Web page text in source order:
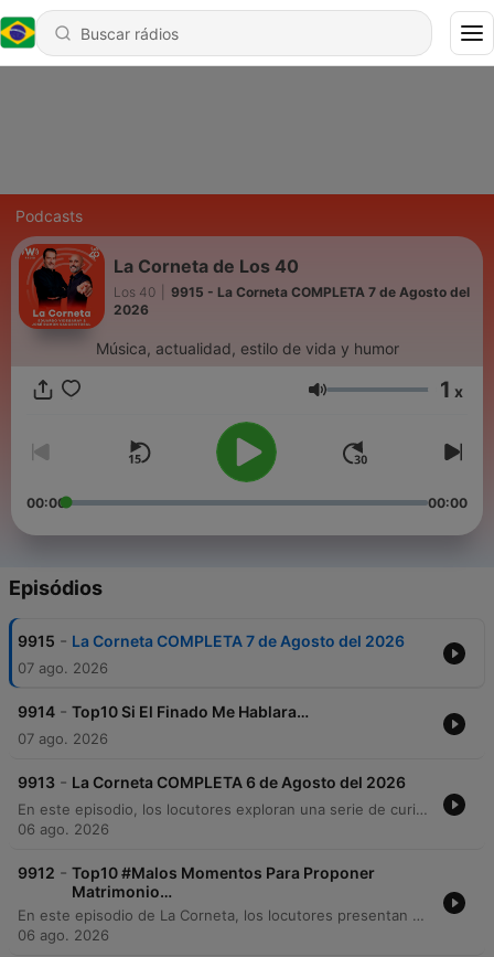
Podcasts
La Corneta de Los 40
Los 40
9915 - La Corneta COMPLETA 7 de Agosto del
2026
Música, actualidad, estilo de vida y humor
Volume 1 x
00:00 00:00
Episódios
9915 - La Corneta COMPLETA 7 de Agosto del 2026
07 ago. 2026
9914 - Top10 Si El Finado Me Hablara…
07 ago. 2026
9913 - La Corneta COMPLETA 6 de Agosto del 2026
En este episodio, los locutores exploran una serie de curiosidades y datos sorprendentes, desde teorías sobre trasplantes de órganos y la falta de validez científica de los polígrafos, hasta el origen real de diversas celebridades que no son mexicanas. El programa también analiza el uso de palabras prohibidas en aviones y la riqueza del léxico mexicano a través del Diccionario de Mexicanismos. Finalmente, los presentadores comparten anécdotas cómicas sobre situaciones inapropiadas para proponer matrimonio y reflexionan sobre temas de identidad y cultura popular.
06 ago. 2026
9912 - Top10 #Malos Momentos Para Proponer
Matrimonio…
En este episodio de La Corneta, los locutores presentan un ranking humorístico titulado "Malos Momentos para Proponer Matrimonio". El programa comienza con una anécdota personal sobre una propuesta de matrimonio creativa realizada en una sala de rayos X utilizando una placa de tórax. Posteriormente, se recorre un top ten de situaciones cómicas y absurdas que incluyen desde errores de nombre hasta propuestas en consultorios médicos o durante turbulencias de avión. El contenido mantiene un tono de comedia de sketches con interacciones dinámicas entre los conductores.
06 ago. 2026